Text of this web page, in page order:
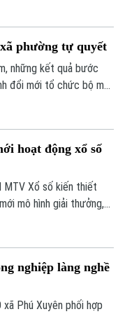
phường tự quyết
những kết quả bước
đổi mới tổ chức bộ máy
chuyển căn bản tổ
trị của thành phố Hà
hoạt động xổ số
MTV Xổ số kiến thiết
mô hình giải thưởng,
góp cho Thủ đô" - đó
tịch UBND TP Hà Nội
nghiệp làng nghề
Phú Xuyên phối hợp